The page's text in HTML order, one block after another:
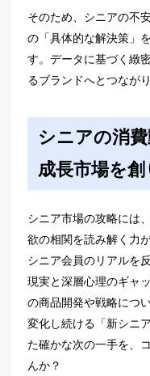
そのため、シニアの不
の「具体的な解決策」
す。データに基づく緻
るブランドへとつながり
シニアの消
成長市場を創
シニア市場の攻略には
欲の相関を読み解く力
シニア会員のリアルを
現実と深層心理のギャ
の商品開発や戦略につ
変化し続ける「新シニ
た確かな次の一手を、
んか？